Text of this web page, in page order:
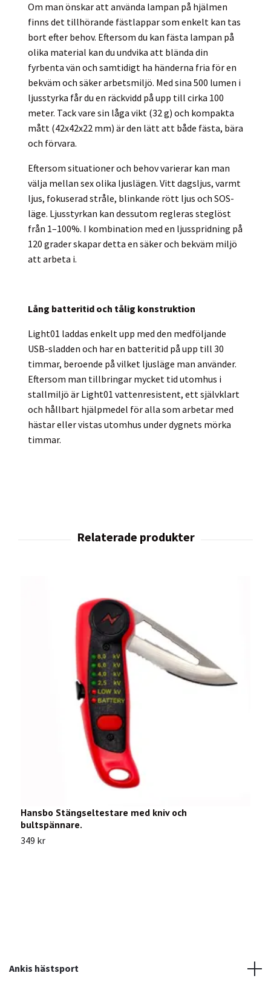
Om man önskar att använda lampan på hjälmen
finns det tillhörande fästlappar som enkelt kan tas
bort efter behov. Eftersom du kan fästa lampan på
olika material kan du undvika att blända din
fyrbenta vän och samtidigt ha händerna fria för en
bekväm och säker arbetsmiljö. Med sina 500 lumen i
ljusstyrka får du en räckvidd på upp till cirka 100
meter. Tack vare sin låga vikt (32 g) och kompakta
mått (42x42x22 mm) är den lätt att både fästa, bära
och förvara.
Eftersom situationer och behov varierar kan man
välja mellan sex olika ljuslägen. Vitt dagsljus, varmt
ljus, fokuserad stråle, blinkande rött ljus och SOS-
läge. Ljusstyrkan kan dessutom regleras steglöst
från 1–100%. I kombination med en ljusspridning på
120 grader skapar detta en säker och bekväm miljö
att arbeta i.
Lång batteritid och tålig konstruktion
Light01 laddas enkelt upp med den medföljande
USB-sladden och har en batteritid på upp till 30
timmar, beroende på vilket ljusläge man använder.
Eftersom man tillbringar mycket tid utomhus i
stallmiljö är Light01 vattenresistent, ett självklart
och hållbart hjälpmedel för alla som arbetar med
hästar eller vistas utomhus under dygnets mörka
timmar.
Hansbo Stängseltestare med kniv och
bultspännare.
349 kr
Ankis hästsport